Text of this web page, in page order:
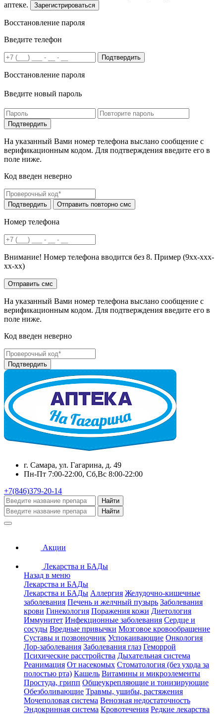
аптеке.
Зарегистрироваться
Восстановление пароля
Введите телефон
Подтвердить
Восстановление пароля
Введите новый пароль
На указанный Вами номер телефона выслано сообщение с
верификационным кодом. Для подтверждения введите его в
поле ниже.
Код введен неверно
Номер телефона
Внимание! Номер телефона вводится без 8. Пример (9хх-ххх-
хх-хх)
На указанный Вами номер телефона выслано сообщение с
верификационным кодом. Для подтверждения введите его в
поле ниже.
Код введен неверно
г. Самара, ул. Гагарина, д. 49
Пн-Пт 7:00-22:00, Сб,Вс 8:00-22:00
+7(846)379-20-14
Найти
Найти
Акции
Лекарства и БАДы
Назад в меню
Лекарства и БАДы
Лекарства и БАДы Аллергия Желудочно-кишечные
заболевания Печень и желчный пузырь Заболевания
крови Гинекология Поражения кожи Диетология
Иммунитет Инфекционные заболевания Сердце и
сосуды Вредные привычки Мозговое кровообращение
Суставы и позвоночник Успокаивающие Онкология
Лор-заболевания Заболевания глаз Геморрой
Психические расстройства Дыхательная система
Реанимация От насекомых Стоматология (без ухода за
полостью рта) Кашель Витамины и микроэлементы
Простуда, грипп Общеукрепляющие и тонизирующие
Обезболивающие Травмы, ушибы, растяжения
Мочеполовая система Венозная недостаточность
Эндокринная система Кровотечения Редкие лекарства